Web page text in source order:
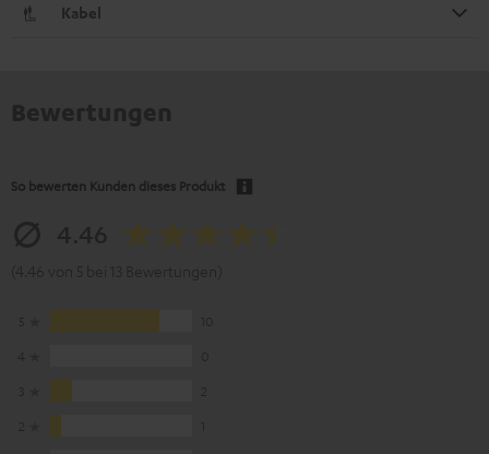
Kabel
So bewerten Kunden dieses Produkt